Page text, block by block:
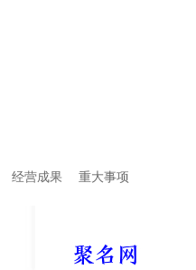
经营成果 重大事项